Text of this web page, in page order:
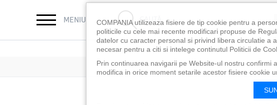
MENIU CAUTĂ
COMPANIA utilizeaza fisiere de tip cookie pentru a
politicile cu cele mai recente modificari propuse de
datelor cu caracter personal si privind libera circulatie a
necesar pentru a citi si intelege continutul Politicii de
Prin continuarea navigarii pe Website-ul nostru confirmi
modifica in orice moment setarile acestor fisiere cookie